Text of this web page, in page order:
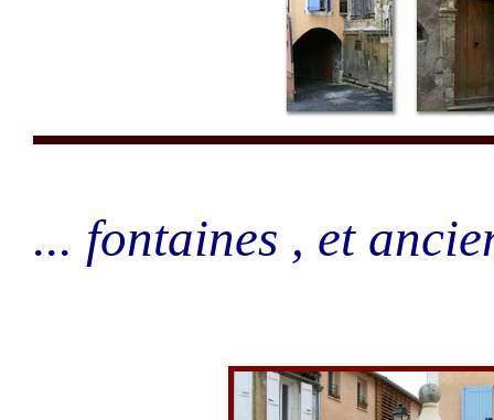
... fontaines , et